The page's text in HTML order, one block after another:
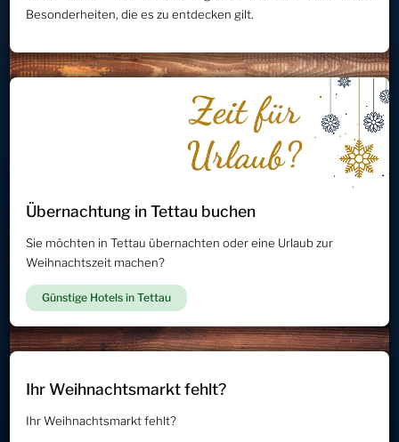
Besonderheiten, die es zu entdecken gilt.
Übernachtung in Tettau buchen
Sie möchten in Tettau übernachten oder eine Urlaub zur
Weihnachtszeit machen?
Günstige Hotels in Tettau
Ihr Weihnachtsmarkt fehlt?
Ihr Weihnachtsmarkt fehlt?